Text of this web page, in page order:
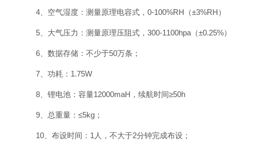
4、空气湿度：测量原理电容式，0-100%RH（±3%RH）
5、大气压力：测量原理压阻式，300-1100hpa（±0.25%）
6、数据存储：不少于50万条；
7、功耗：1.75W
8、锂电池：容量12000maH，续航时间≥50h
9、总重量：≤5kg；
10、布设时间：1人，不大于2分钟完成布设；